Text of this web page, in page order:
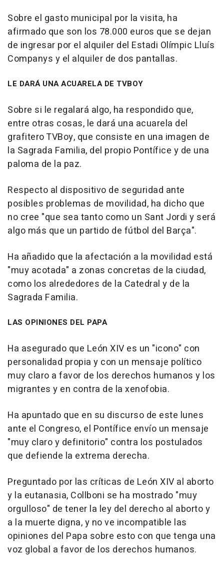
Sobre el gasto municipal por la visita, ha
afirmado que son los 78.000 euros que se dejan
de ingresar por el alquiler del Estadi Olímpic Lluís
Companys y el alquiler de dos pantallas.
LE DARÁ UNA ACUARELA DE TVBOY
Sobre si le regalará algo, ha respondido que,
entre otras cosas, le dará una acuarela del
grafitero TVBoy, que consiste en una imagen de
la Sagrada Familia, del propio Pontífice y de una
paloma de la paz.
Respecto al dispositivo de seguridad ante
posibles problemas de movilidad, ha dicho que
no cree "que sea tanto como un Sant Jordi y será
algo más que un partido de fútbol del Barça".
Ha añadido que la afectación a la movilidad está
"muy acotada" a zonas concretas de la ciudad,
como los alrededores de la Catedral y de la
Sagrada Familia.
LAS OPINIONES DEL PAPA
Ha asegurado que León XIV es un "icono" con
personalidad propia y con un mensaje político
muy claro a favor de los derechos humanos y los
migrantes y en contra de la xenofobia.
Ha apuntado que en su discurso de este lunes
ante el Congreso, el Pontífice envío un mensaje
"muy claro y definitorio" contra los postulados
que defiende la extrema derecha.
Preguntado por las críticas de León XIV al aborto
y la eutanasia, Collboni se ha mostrado "muy
orgulloso" de tener la ley del derecho al aborto y
a la muerte digna, y no ve incompatible las
opiniones del Papa sobre esto con que tenga una
voz global a favor de los derechos humanos.